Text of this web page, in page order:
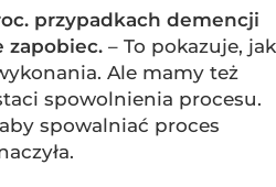
przypadkach demencji
zapobiec. – To pokazuje, jak
Ale mamy też
spowolnienia procesu.
spowalniać proces